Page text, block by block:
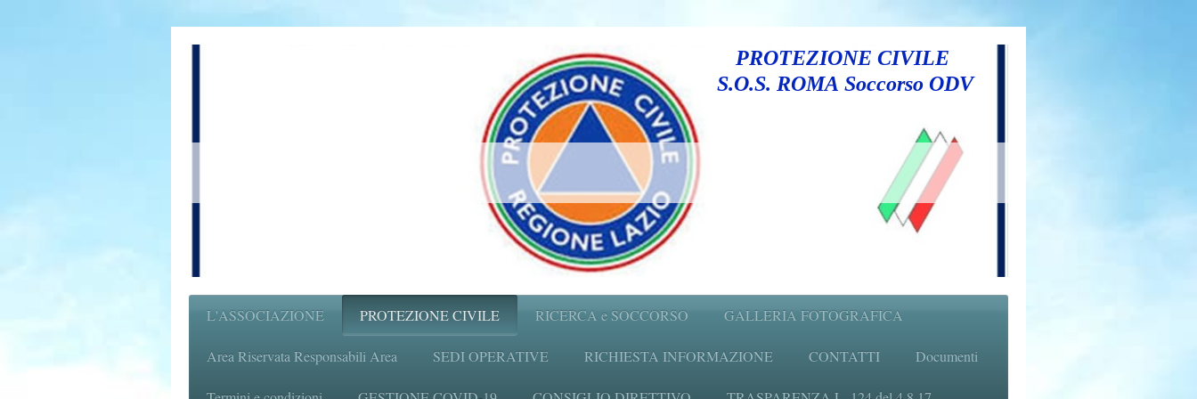
PROTEZIONE CIVILE
S.O.S. ROMA Soccorso ODV
L'ASSOCIAZIONE PROTEZIONE CIVILE RICERCA e SOCCORSO GALLERIA FOTOGRAFICA
Area Riservata Responsabili Area SEDI OPERATIVE RICHIESTA INFORMAZIONE CONTATTI Documenti